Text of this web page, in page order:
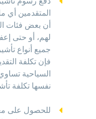
أن بعض فئات
لهم، أو حتى
جميع أنواع
فإن تكلفة
السياحية
نفسها تكلفة
للحصول على